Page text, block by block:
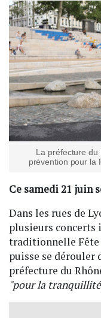
La préfecture du
prévention pour la
Ce samedi 21 juin
Dans les rues de
plusieurs concerts
traditionnelle Fête
puisse se dérouler
préfecture du
"pour la